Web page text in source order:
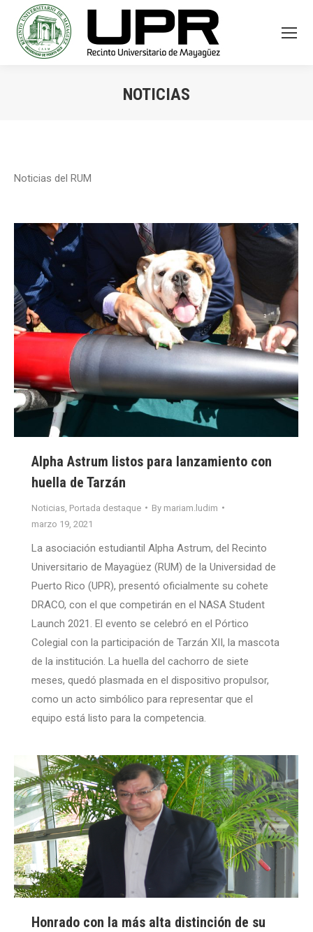
NOTICIAS
Noticias del RUM
Alpha Astrum listos para lanzamiento con
huella de Tarzán
Noticias Portada destaque By mariam.ludim
marzo 19, 2021
La asociación estudiantil Alpha Astrum, del Recinto
Universitario de Mayagüez (RUM) de la Universidad de
Puerto Rico (UPR), presentó oficialmente su cohete
DRACO, con el que competirán en el NASA Student
Launch 2021. El evento se celebró en el Pórtico
Colegial con la participación de Tarzán XII, la mascota
de la institución. La huella del cachorro de siete
meses, quedó plasmada en el dispositivo propulsor,
como un acto simbólico para representar que el
equipo está listo para la competencia.
Honrado con la más alta distinción de su